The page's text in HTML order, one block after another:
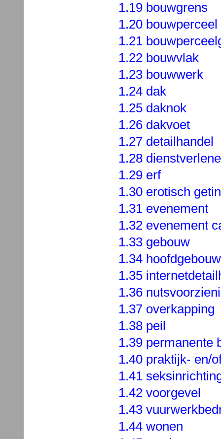
1.19 bouwgrens
1.20 bouwperceel
1.21
1.22 bouwvlak
1.23 bouwwerk
1.24 dak
1.25 daknok
1.26 dakvoet
1.27 detailhandel
1.28
1.29 erf
1.30 erotisch
1.31 evenement
1.32 evenement
1.33 gebouw
1.34 hoofdgebouw
1.35
1.36
1.37 overkapping
1.38 peil
1.39 permanente
1.40 praktijk- en/
1.41
1.42 voorgevel
1.43
1.44 wonen